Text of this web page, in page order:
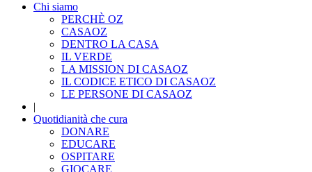
Chi siamo
PERCHÈ OZ
CASAOZ
DENTRO LA CASA
IL VERDE
LA MISSION DI CASAOZ
IL CODICE ETICO DI CASAOZ
LE PERSONE DI CASAOZ
|
Quotidianità che cura
DONARE
EDUCARE
OSPITARE
GIOCARE